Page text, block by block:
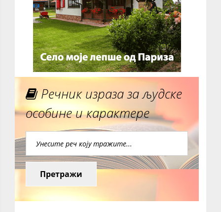
Речник израза за људске
особине и карактере
Претражи